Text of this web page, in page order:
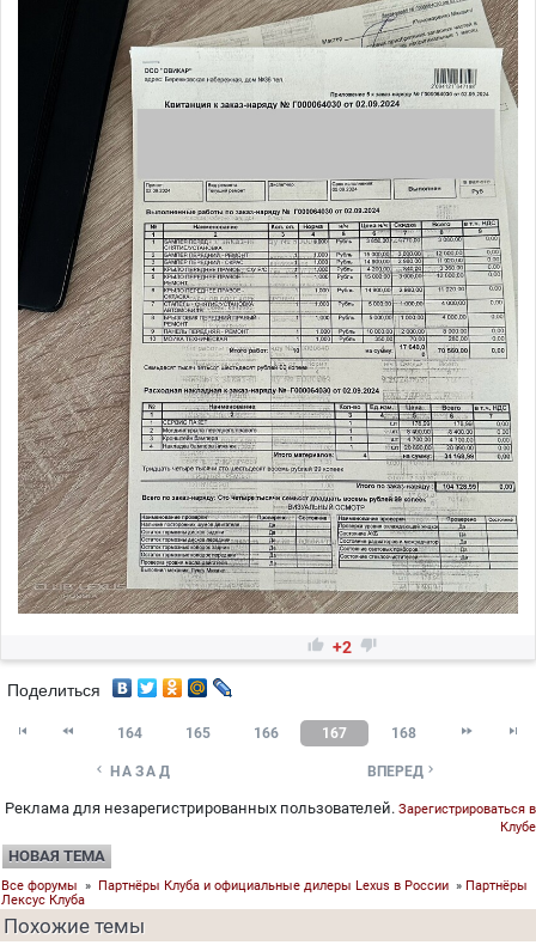
 +2 
Поделиться
  164 165 166 167 168  
 НАЗАД ВПЕРЕД 
Реклама для незарегистрированных пользователей. Зарегистрироваться в
Клубе
НОВАЯ ТЕМА
Все форумы » Партнёры Клуба и официальные дилеры Lexus в России » Партнёры
Лексус Клуба
Похожие темы